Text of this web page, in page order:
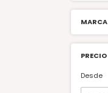
MARCA
PRECIO
Desde